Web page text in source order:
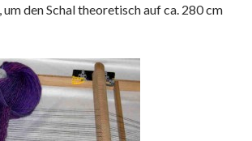
den Schal theoretisch auf ca. 280 cm